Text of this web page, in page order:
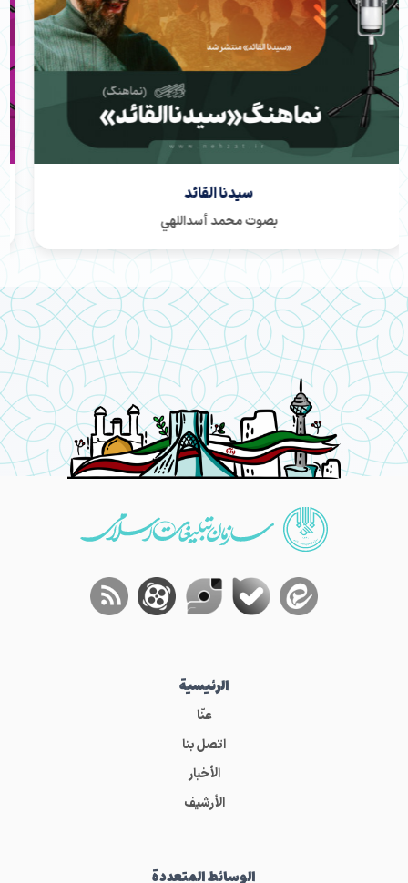
اسمع یا صهیون
بصوت أبوذر روحي
الرئيسية
عنّا
اتصل بنا
الأخبار
الأرشيف
الوسائط المتعددة